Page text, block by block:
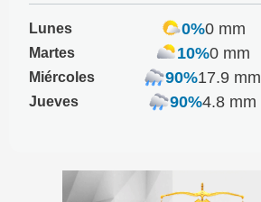
Lunes 0%0 mm
Martes
10%0 mm
Miércoles
90%17.9 mm
Jueves
90%4.8 mm